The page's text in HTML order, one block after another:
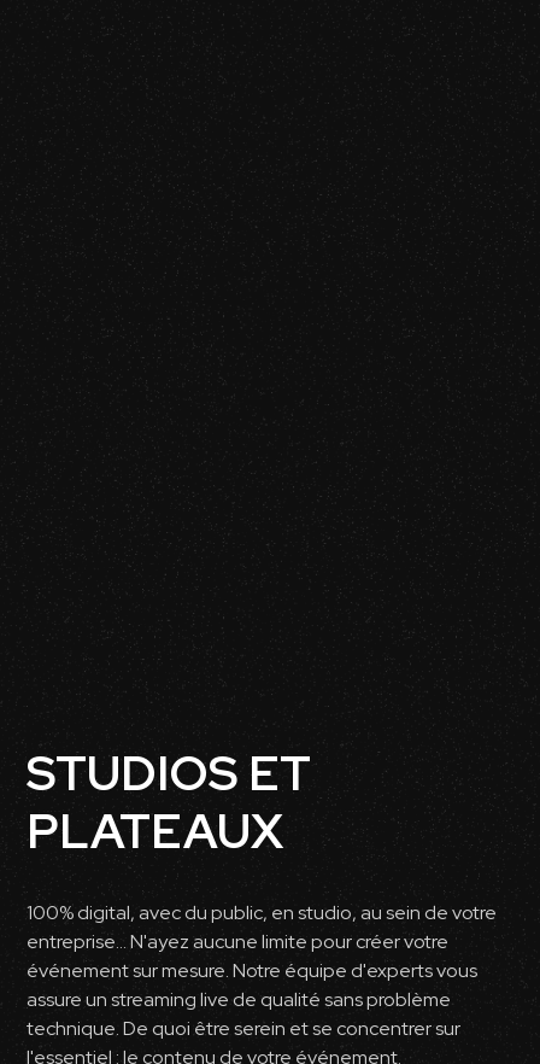
STUDIOS ET
PLATEAUX
100% digital, avec du public, en studio, au sein de votre
entreprise... N'ayez aucune limite pour créer votre
événement sur mesure. Notre équipe d'experts vous
assure un streaming live de qualité sans problème
technique. De quoi être serein et se concentrer sur
l'essentiel : le contenu de votre événement.